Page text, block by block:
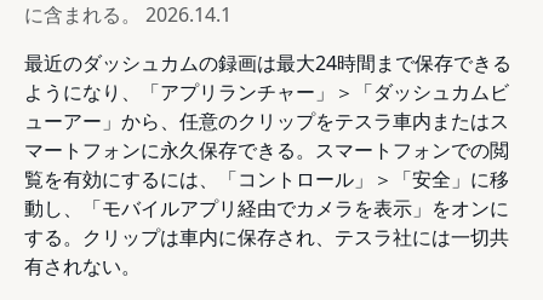
に含まれる。 2026.14.1
最近のダッシュカムの録画は最大24時間まで保存できる
ようになり、「アプリランチャー」＞「ダッシュカムビ
ューアー」から、任意のクリップをテスラ車内またはス
マートフォンに永久保存できる。スマートフォンでの閲
覧を有効にするには、「コントロール」＞「安全」に移
動し、「モバイルアプリ経由でカメラを表示」をオンに
する。クリップは車内に保存され、テスラ社には一切共
有されない。